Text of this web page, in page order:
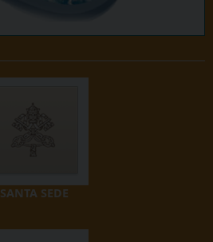
SANTA SEDE